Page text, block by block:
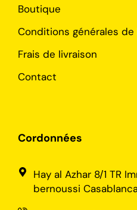
Boutique
Conditions générales de
Frais de livraison
Contact
Cordonnées
Hay al Azhar 8/1 TR
bernoussi